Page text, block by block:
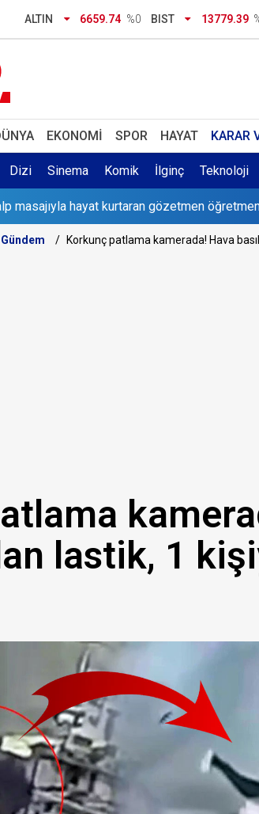
ALTIN 6659.74 %0 BIST 13779.39
EKONOMI SPOR HAYAT KARAR
Dizi Sinema Komik İlginç Teknoloji
Arabistan ve Pakistan üçlü savunma
boyu nem uyarısı: Yüzde 96'ya çıkacak
üst düzey görev değişimi: Hakan Aran
masajıyla hayat kurtaran gözetmen
Türk gemisine İHA saldırısı
Gündem Korkunç patlama kamerada! Hava
lastik, 1